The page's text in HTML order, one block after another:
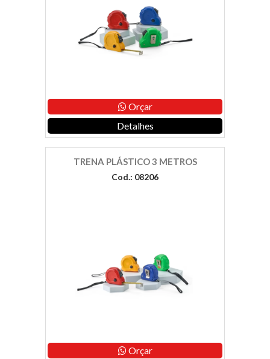
Orçar
Detalhes
TRENA PLÁSTICO 3 METROS
Cod.: 08206
Orçar